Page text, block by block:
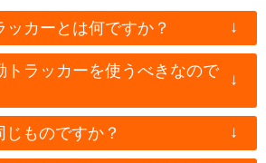
ッカーとは何ですか？ ↓
トラッカーを使うべきなので ↓
じものですか？ ↓